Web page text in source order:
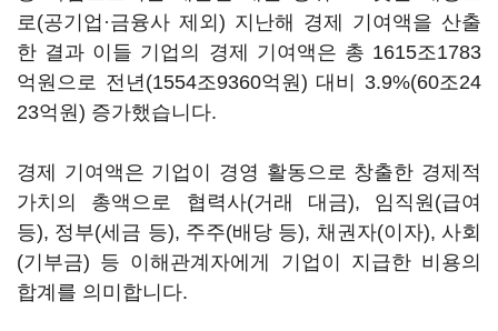
로(공기업·금융사 제외 ) 지난해 경제 기여액을 산출
한 결과 이들 기업의 경제 기여액은 총 1615조1783
억원으로 전년(1554조9360억원) 대비 3.9%(60조24
23억원) 증가했습니다.
경제 기여액은 기업이 경영 활동으로 창출한 경제적
가치의 총액으로 협력사(거래 대금), 임직원 (급여
등), 정부(세금 등), 주주(배당 등), 채권자(이자), 사회
(기부금) 등 이해관계자에게 기업이 지급한 비용의
합계를 의미합니다.